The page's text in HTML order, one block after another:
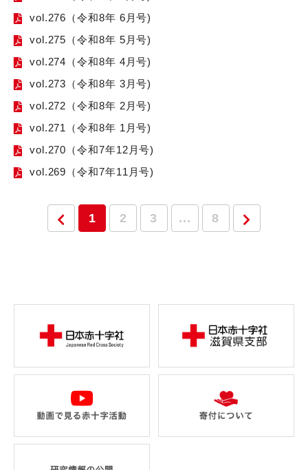
vol.276（令和8年 6月号)
vol.275（令和8年 5月号)
vol.274（令和8年 4月号)
vol.273（令和8年 3月号)
vol.272（令和8年 2月号)
vol.271（令和8年 1月号)
vol.270（令和7年12月号)
vol.269（令和7年11月号)
1 2 3 ... 8